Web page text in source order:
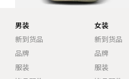
男装
新到货品
品牌
服装
女装
新到货品
品牌
服装